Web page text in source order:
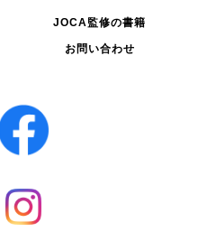
JOCA監修の書籍
お問い合わせ